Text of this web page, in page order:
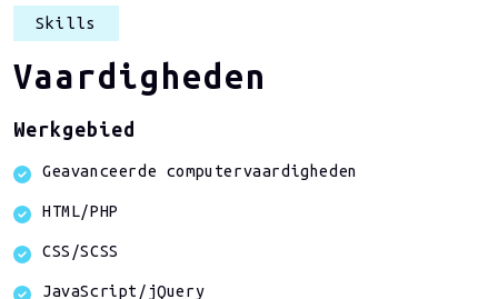
Skills
Vaardigheden
Werkgebied
Geavanceerde computervaardigheden
HTML/PHP
CSS/SCSS
JavaScript/jQuery